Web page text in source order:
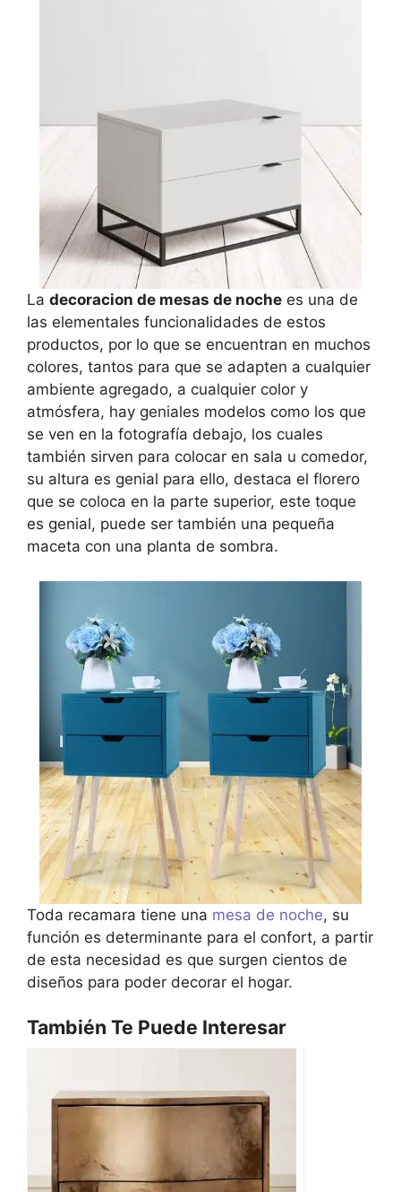
La decoracion de mesas de noche es una de
las elementales funcionalidades de estos
productos, por lo que se encuentran en muchos
colores, tantos para que se adapten a cualquier
ambiente agregado, a cualquier color y
atmósfera, hay geniales modelos como los que
se ven en la fotografía debajo, los cuales
también sirven para colocar en sala u comedor,
su altura es genial para ello, destaca el florero
que se coloca en la parte superior, este toque
es genial, puede ser también una pequeña
maceta con una planta de sombra.
Toda recamara tiene una mesa de noche, su
función es determinante para el confort, a partir
de esta necesidad es que surgen cientos de
diseños para poder decorar el hogar.
También Te Puede Interesar